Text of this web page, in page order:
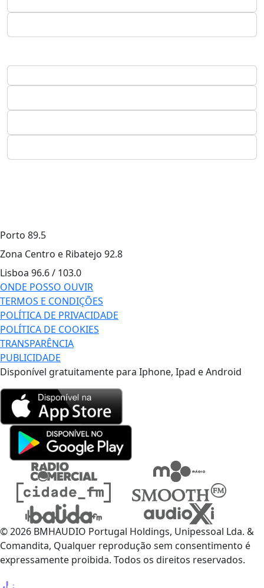
Porto 89.5
Zona Centro e Ribatejo 92.8
Lisboa 96.6 / 103.0
ONDE POSSO OUVIR
TERMOS E CONDIÇÕES
POLÍTICA DE PRIVACIDADE
POLÍTICA DE COOKIES
TRANSPARÊNCIA
PUBLICIDADE
Disponível gratuitamente para Iphone, Ipad e Android
© 2026 BMHAUDIO Portugal Holdings, Unipessoal Lda. &
Comandita, Qualquer reprodução sem consentimento é
expressamente proibida. Todos os direitos reservados.